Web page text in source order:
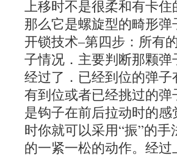
上移时不是很柔和有卡
那么它是螺旋型的畸形弹
开锁技术–第四步：所有
子情况．主要判断那颗
经过了．已经到位的弹
有到位或者已经挑过的
是钩子在前后拉动时的
时你就可以采用“振”的
的一紧一松的动作。经